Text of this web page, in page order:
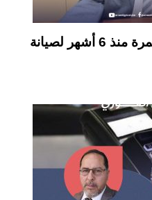
بلدية طبرق: أزمة المياه مستمرة منذ 6 أشهر لصيانة